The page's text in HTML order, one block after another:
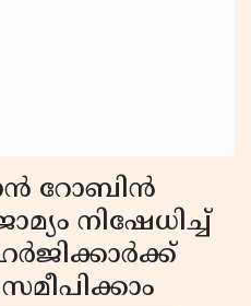
റോബിന്‍
നിഷേധിച്ച്